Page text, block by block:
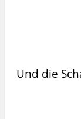
Und die